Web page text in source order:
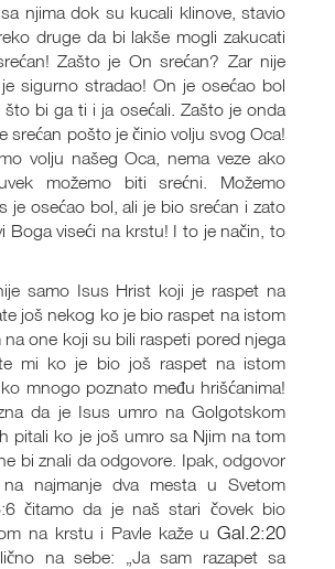
njima dok su kucali klinove, stavio
druge da bi lakše mogli zakucati
Zašto je On srećan? Zar nije
sigurno stradao! On je osećao bol
bi ga ti i ja osećali. Zašto je onda
srećan pošto je činio volju svog Oca!
volju našeg Oca, nema veze ako
možemo biti srećni. Možemo
je osećao bol, ali je bio srećan i zato
Boga viseći na krstu! I to je način, to
samo Isus Hrist koji je raspet na
još nekog ko je bio raspet na istom
one koji su bili raspeti pored njega
mi ko je bio još raspet na istom
mnogo poznato među hrišćanima!
da je Isus umro na Golgotskom
pitali ko je još umro sa Njim na tom
bi znali da odgovore. Ipak, odgovor
najmanje dva mesta u Svetom
čitamo da je naš stari čovek bio
na krstu i Pavle kaže u Gal.2:20
na sebe: „Ja sam razapet sa